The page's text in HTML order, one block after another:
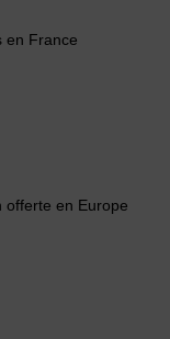
en France
offerte en Europe